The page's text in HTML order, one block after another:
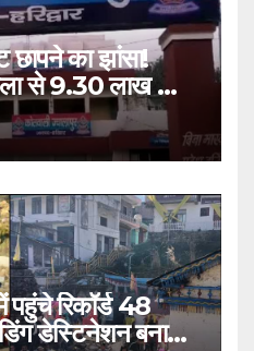
छापने का झांसा!
से 9.30 लाख की
पहुंचे रिकॉर्ड 48
डेस्टिनेशन बना